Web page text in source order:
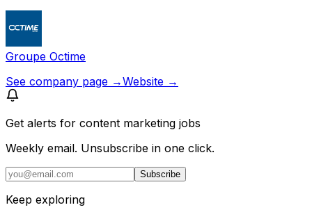
Groupe Octime
See company page →Website →
Get alerts for content marketing jobs
Weekly email. Unsubscribe in one click.
Subscribe
Keep exploring